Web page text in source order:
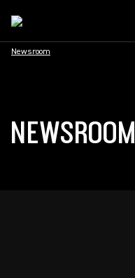
Newsroom
NEWSROOM